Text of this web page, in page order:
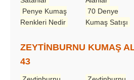
Penye Kumaş
Renkleri Nedir
70 Denye
Kumaş Satışı
ZEYTİNBURNU KUMAŞ
43